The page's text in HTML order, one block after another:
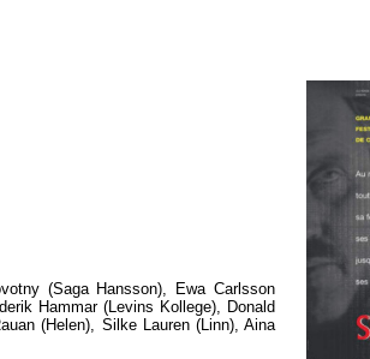
(Saga Hansson), Ewa Carlsson
Hammar (Levins Kollege), Donald
(Helen), Silke Lauren (Linn), Aina